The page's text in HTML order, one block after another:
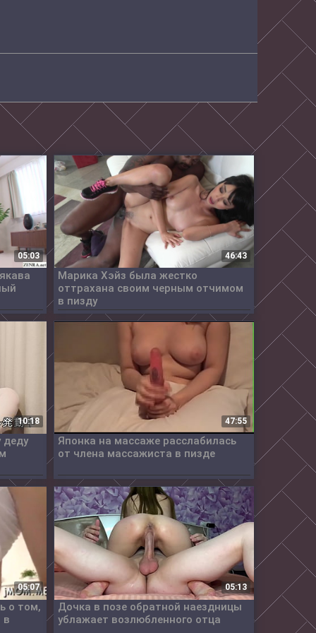
05:03 46:43
Марика Хэйз была жестко
оттрахана своим черным отчимом
в пизду
10:18
деду
47:55
Японка на массаже расслабилась
от члена массажиста в пизде
05:07
о том,
в
05:13
Дочка в позе обратной наездницы
ублажает возлюбленного отца